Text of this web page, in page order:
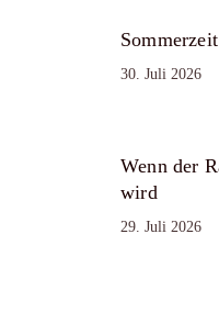
30. Juli 2026
Wenn der
wird
29. Juli 2026